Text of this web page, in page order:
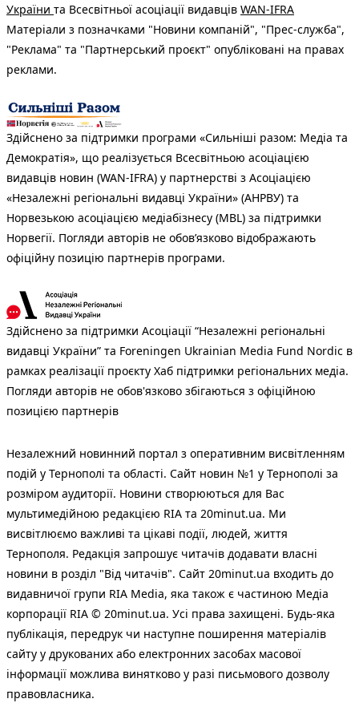
України та Всесвітньої асоціації видавців WAN-IFRA
Матеріали з позначками "Новини компаній", "Прес-служба",
"Реклама" та "Партнерський проєкт" опубліковані на правах
реклами.
Здійснено за підтримки програми «Сильніші разом: Медіа та
Демократія», що реалізується Всесвітньою асоціацією
видавців новин (WAN-IFRA) у партнерстві з Асоціацією
«Незалежні регіональні видавці України» (АНРВУ) та
Норвезькою асоціацією медіабізнесу (MBL) за підтримки
Норвегії. Погляди авторів не обов’язково відображають
офіційну позицію партнерів програми.
Здійснено за підтримки Асоціації “Незалежні регіональні
видавці України” та Foreningen Ukrainian Media Fund Nordic в
рамках реалізації проєкту Хаб підтримки регіональних медіа.
Погляди авторів не обов'язково збігаються з офіційною
позицією партнерів
Незалежний новинний портал з оперативним висвітленням
подій у Тернополі та області. Сайт новин №1 у Тернополі за
розміром аудиторії. Новини створюються для Вас
мультимедійною редакцією RIA та 20minut.ua. Ми
висвітлюємо важливі та цікаві події, людей, життя
Тернополя. Редакція запрошує читачів додавати власні
новини в розділ "Від читачів". Сайт 20minut.ua входить до
видавничої групи RIA Media, яка також є частиною Медіа
корпорації RIA © 20minut.ua. Усі права захищені. Будь-яка
публiкацiя, передрук чи наступне поширення матеріалів
сайту у друкованих або електронних засобах масової
інформації можлива винятково у разі письмового дозволу
правовласника.